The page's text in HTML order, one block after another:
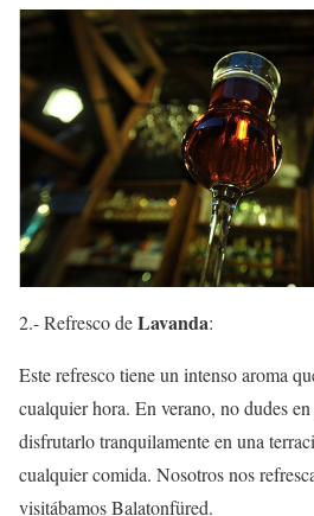
2.- Refresco deLavanda:
Este refresco tiene un intenso aroma
cualquier hora. En verano, no dudes
disfrutarlo tranquilamente en una
cualquier comida. Nosotros nos
visitábamos Balatonfüred.